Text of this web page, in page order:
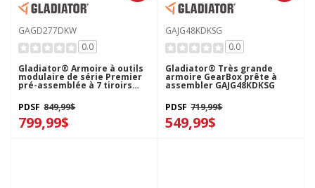
GAGD277DKW
0.0
Gladiator® Armoire à outils
modulaire de série Premier
pré-assemblée à 7 tiroirs
GAGD277DKW
PDSF 849,99$
799,99$
GAJG48KDKSG
0.0
Gladiator® Très grande
armoire GearBox prête à
assembler GAJG48KDKSG
PDSF 719,99$
549,99$